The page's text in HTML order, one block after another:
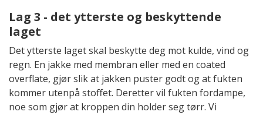
Lag 3 - det ytterste og beskyttende
laget
Det ytterste laget skal beskytte deg mot kulde, vind og
regn. En jakke med membran eller med en coated
overflate, gjør slik at jakken puster godt og at fukten
kommer utenpå stoffet. Deretter vil fukten fordampe,
noe som gjør at kroppen din holder seg tørr. Vi